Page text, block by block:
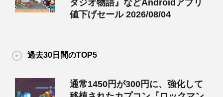
タジオ物語』などAndroidアプリ
値下げセール 2026/08/04
過去30日間のTOP5
通常1450円が300円に、強化して